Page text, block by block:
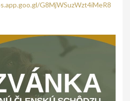
NDS V ROKU 2026
G8MjWSuzWzt4iMeR8